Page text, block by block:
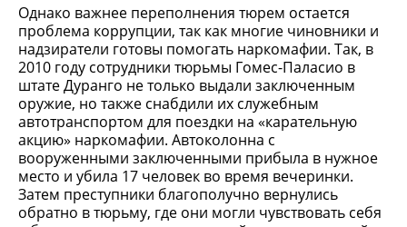
Однако важнее переполнения тюрем остается
проблема коррупции, так как многие чиновники и
надзиратели готовы помогать наркомафии. Так, в
2010 году сотрудники тюрьмы Гомес-Паласио в
штате Дуранго не только выдали заключенным
оружие, но также снабдили их служебным
автотранспортом для поездки на «карательную
акцию» наркомафии. Автоколонна с
вооруженными заключенными прибыла в нужное
место и убила 17 человек во время вечеринки.
Затем преступники благополучно вернулись
обратно в тюрьму, где они могли чувствовать себя